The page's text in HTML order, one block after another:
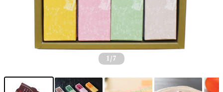
1 /7